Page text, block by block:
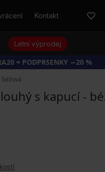
Kontakt
Letní výprodej
= PODPRSENKY −20 %
béžová
s kapucí -